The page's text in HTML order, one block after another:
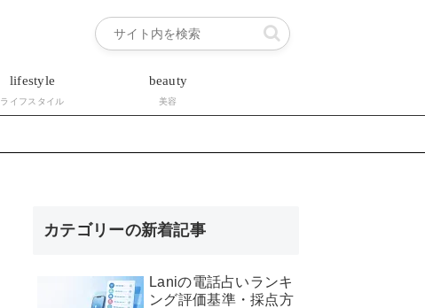
lifestyle
ライフスタイル
beauty
美容
カテゴリーの新着記事
Laniの電話占いランキ
ング評価基準・採点方